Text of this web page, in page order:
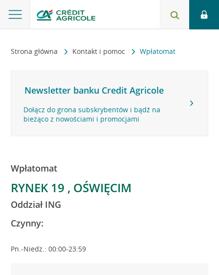
Strona główna Kontakt i pomoc Wpłatomat
Newsletter banku Credit Agricole
Dołącz do grona subskrybentów i bądź na
bieżąco z nowościami i promocjami
Wpłatomat
RYNEK 19 , OŚWIĘCIM
Oddział ING
Czynny:
Pn.-Niedz.: 00:00-23:59